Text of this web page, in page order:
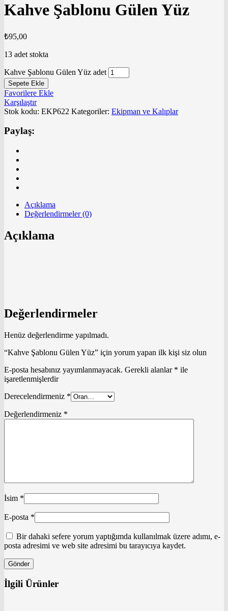
Kahve Şablonu Gülen Yüz
₺95,00
13 adet stokta
Kahve Şablonu Gülen Yüz adet
Sepete Ekle
Favorilere Ekle
Karşılaştır
Stok kodu: EKP622 Kategoriler: Ekipman ve Kalıplar
Paylaş:
Açıklama
Değerlendirmeler (0)
Açıklama
Değerlendirmeler
Henüz değerlendirme yapılmadı.
“Kahve Şablonu Gülen Yüz” için yorum yapan ilk kişi siz olun
E-posta hesabınız yayımlanmayacak. Gerekli alanlar * ile
işaretlenmişlerdir
Derecelendirmeniz *
Değerlendirmeniz *
İsim *
E-posta *
Bir dahaki sefere yorum yaptığımda kullanılmak üzere adımı, e-
posta adresimi ve web site adresimi bu tarayıcıya kaydet.
İlgili Ürünler